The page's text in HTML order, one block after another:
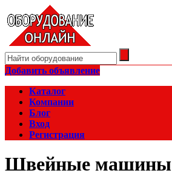
Добавить объявление
Каталог
Компании
Блог
Вход
Регистрация
Швейные машины